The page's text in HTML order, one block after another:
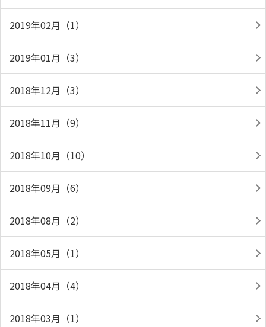
2019年02月（1）
2019年01月（3）
2018年12月（3）
2018年11月（9）
2018年10月（10）
2018年09月（6）
2018年08月（2）
2018年05月（1）
2018年04月（4）
2018年03月（1）